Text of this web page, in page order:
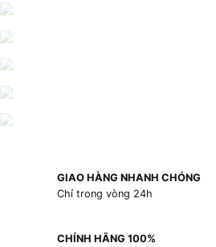
GIAO HÀNG NHANH CHÓNG
Chỉ trong vòng 24h
CHÍNH HÃNG 100%